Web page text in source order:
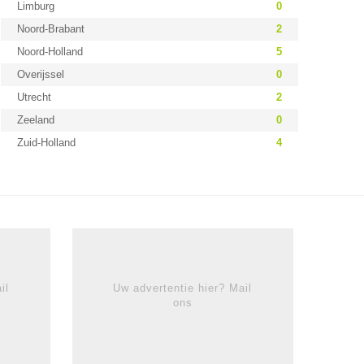
Limburg
0
Noord-Brabant
2
Noord-Holland
5
Overijssel
0
Utrecht
2
Zeeland
0
Zuid-Holland
4
Uw advertentie hier? Mail
ons